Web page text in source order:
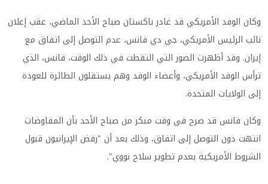
وكان الوفد الأمريكي قد غادر باكستان صباح الأحد الماضي، عقب إعلان
نائب الرئيس الأمريكي، جي دي فانس، عدم التوصل إلى اتفاق مع
إيران. وقد أظهرت الصور التي التقطت في ذلك الوقت، فانس، الذي
ترأس الوفد الأمريكي، وأعضاء الوفد وهم يستقلون الطائرة للعودة
إلى الولايات المتحدة.
وكان فانس قد صرح في وقت مبكر من صباح الأحد بأن المفاوضات
انتهت دون التوصل إلى اتفاق، وذلك بعد أن "رفض الإيرانيون قبول
الشروط الأمريكية بعدم تطوير سلاح نووي".